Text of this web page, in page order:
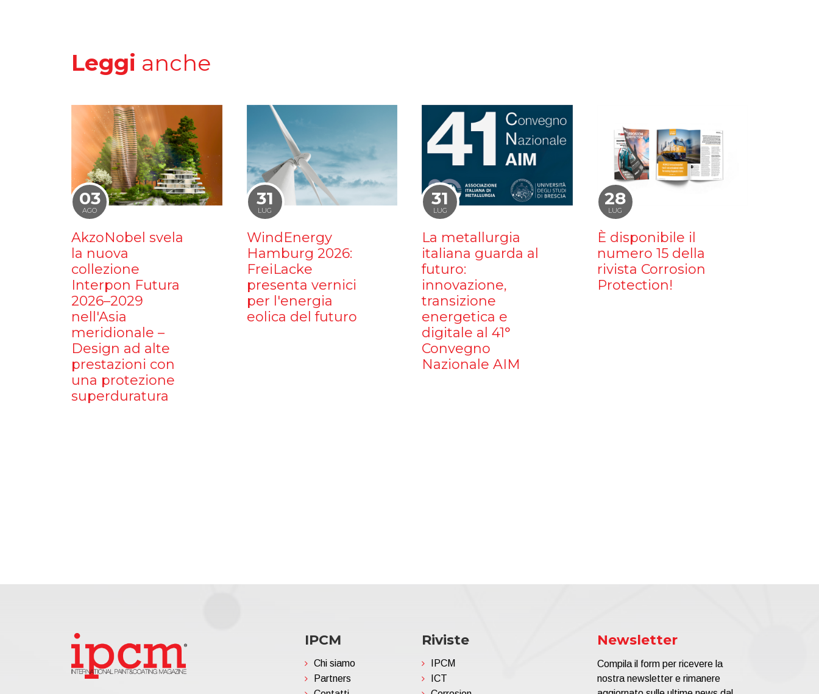
Leggi anche
03
AGO
AkzoNobel svela
la nuova
collezione
Interpon Futura
2026–2029
nell'Asia
meridionale –
Design ad alte
prestazioni con
una protezione
superduratura
31
LUG
WindEnergy
Hamburg 2026:
FreiLacke
presenta vernici
per l'energia
eolica del futuro
31
LUG
La metallurgia
italiana guarda al
futuro:
innovazione,
transizione
energetica e
digitale al 41°
Convegno
Nazionale AIM
28
LUG
È disponibile il
numero 15 della
rivista Corrosion
Protection!
IPCM
Chi siamo
Partners
Riviste
IPCM
ICT
Newsletter
Compila il form per ricevere la
nostra newsletter e rimanere